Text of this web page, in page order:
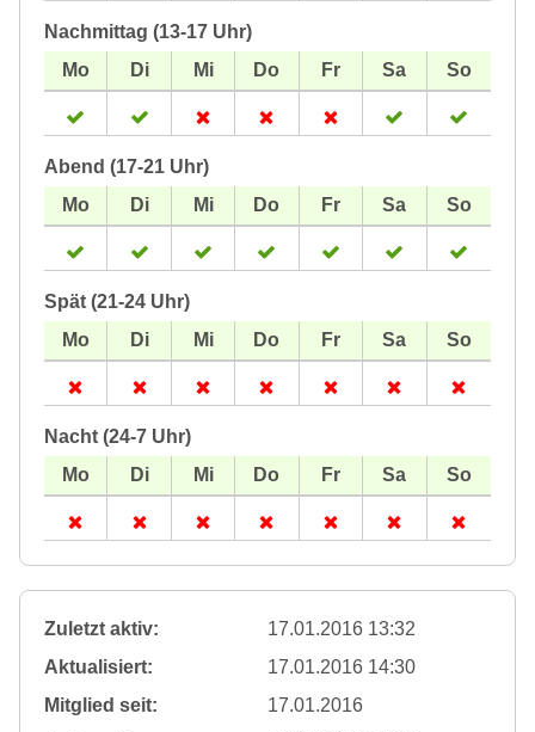
Nachmittag (13-17 Uhr)
Abend (17-21 Uhr)
Spät (21-24 Uhr)
Nacht (24-7 Uhr)
Zuletzt aktiv:
17.01.2016 13:32
Aktualisiert:
17.01.2016 14:30
Mitglied seit:
17.01.2016